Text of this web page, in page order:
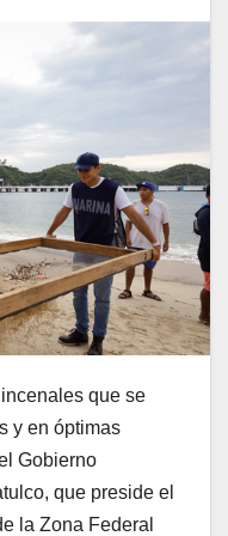
que se
y en óptimas
Gobierno
que preside el
la Zona Federal